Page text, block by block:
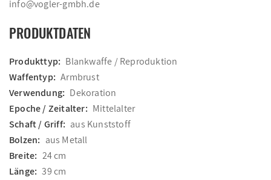
info@vogler-gmbh.de
PRODUKTDATEN
Produkttyp: Blankwaffe / Reproduktion
Waffentyp: Armbrust
Verwendung: Dekoration
Epoche / Zeitalter: Mittelalter
Schaft / Griff: aus Kunststoff
Bolzen: aus Metall
Breite: 24 cm
Länge: 39 cm